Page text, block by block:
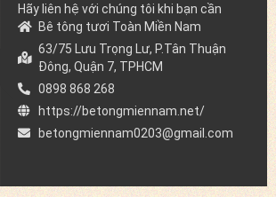
Hãy liên hệ với chúng tôi khi bạn cần
Bê tông tươi Toàn Miền Nam
63/75 Lưu Trọng Lư, P.Tân Thuận
Đông, Quận 7, TPHCM
0898 868 268
https://betongmiennam.net/
betongmiennam0203@gmail.com